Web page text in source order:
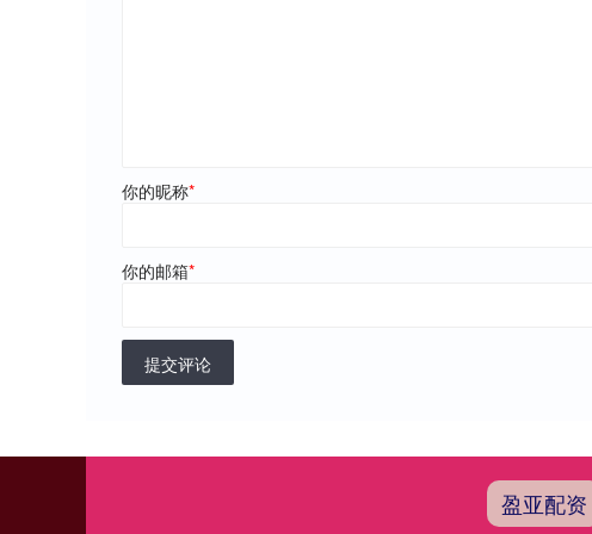
你的昵称*
你的邮箱*
提交评论
盈亚配资